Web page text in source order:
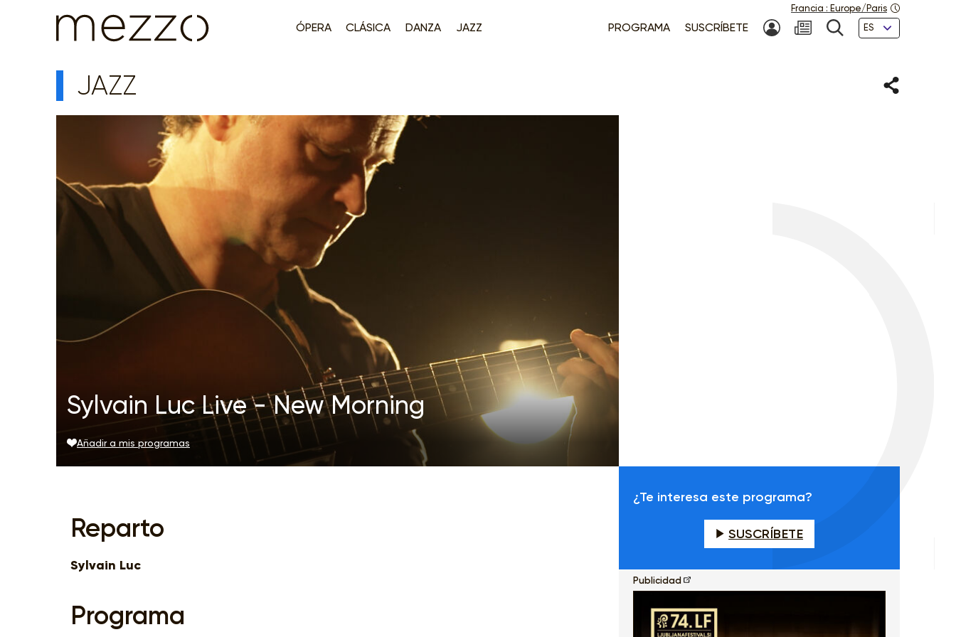
ÓPERA CLÁSICA DANZA JAZZ PROGRAMA SUSCRÍBETE MI CUENTANEWSLETTER
BÚSQUEDA
Idiomas
Francia : Europe/Paris
JAZZ Compartir
Sylvain Luc Live - New Morning
Añadir a mis programas
Reparto
Sylvain Luc
Programa
¿Te interesa este programa?
SUSCRÍBETE
Publicidad